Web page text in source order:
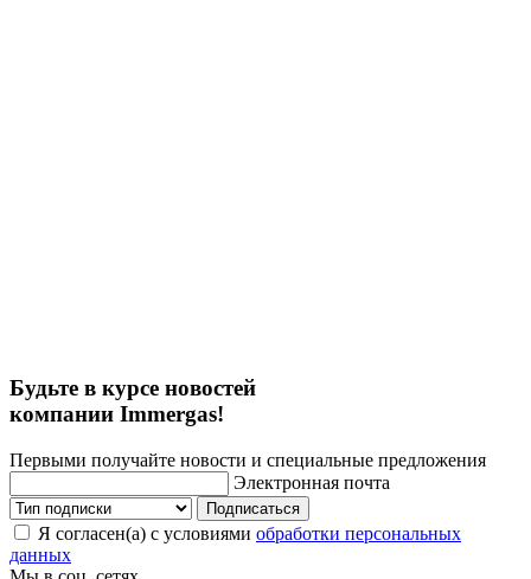
Будьте в курсе новостей
компании Immergas!
Первыми получайте новости и специальные предложения
Электронная почта
Подписаться
Я согласен(а) с условиями обработки персональных
данных